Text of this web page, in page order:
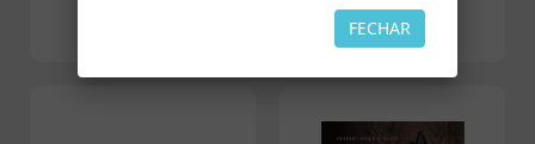
FECHAR